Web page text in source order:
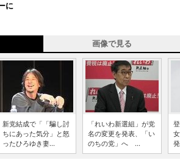
に
画像で見る
新党結成で「「騙し討
ちにあった気分」と怒
ったひろゆき妻...
「れいわ新選組」が党
名の変更を発表、「い
のちの党」へ ...